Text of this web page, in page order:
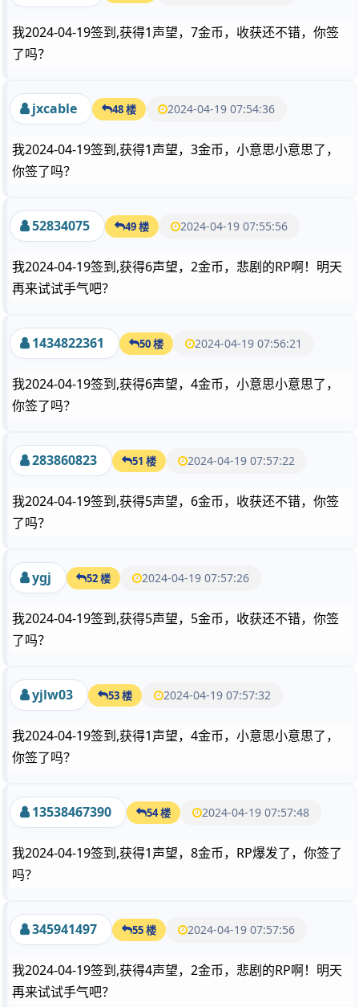
我2024-04-19签到,获得1声望，7金币，收获还不错，你签
了吗？
jxcable 48 楼 2024-04-19 07:54:36
我2024-04-19签到,获得1声望，3金币，小意思小意思了，
你签了吗？
52834075 49 楼 2024-04-19 07:55:56
我2024-04-19签到,获得6声望，2金币，悲剧的RP啊！明天
再来试试手气吧？
1434822361 50 楼 2024-04-19 07:56:21
我2024-04-19签到,获得6声望，4金币，小意思小意思了，
你签了吗？
283860823 51 楼 2024-04-19 07:57:22
我2024-04-19签到,获得5声望，6金币，收获还不错，你签
了吗？
ygj 52 楼 2024-04-19 07:57:26
我2024-04-19签到,获得5声望，5金币，收获还不错，你签
了吗？
yjlw03 53 楼 2024-04-19 07:57:32
我2024-04-19签到,获得1声望，4金币，小意思小意思了，
你签了吗？
13538467390 54 楼 2024-04-19 07:57:48
我2024-04-19签到,获得1声望，8金币，RP爆发了，你签了
吗？
345941497 55 楼 2024-04-19 07:57:56
我2024-04-19签到,获得4声望，2金币，悲剧的RP啊！明天
再来试试手气吧？